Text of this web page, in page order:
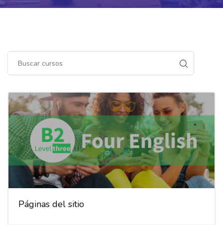
Páginas del sitio